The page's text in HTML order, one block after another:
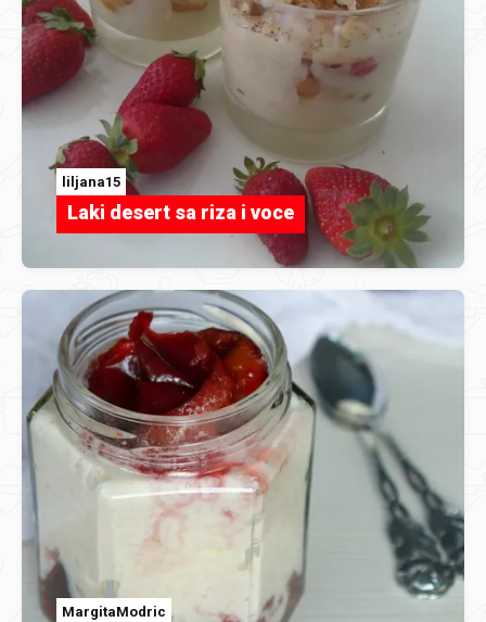
liljana15
Laki desert sa riza i voce
MargitaModric